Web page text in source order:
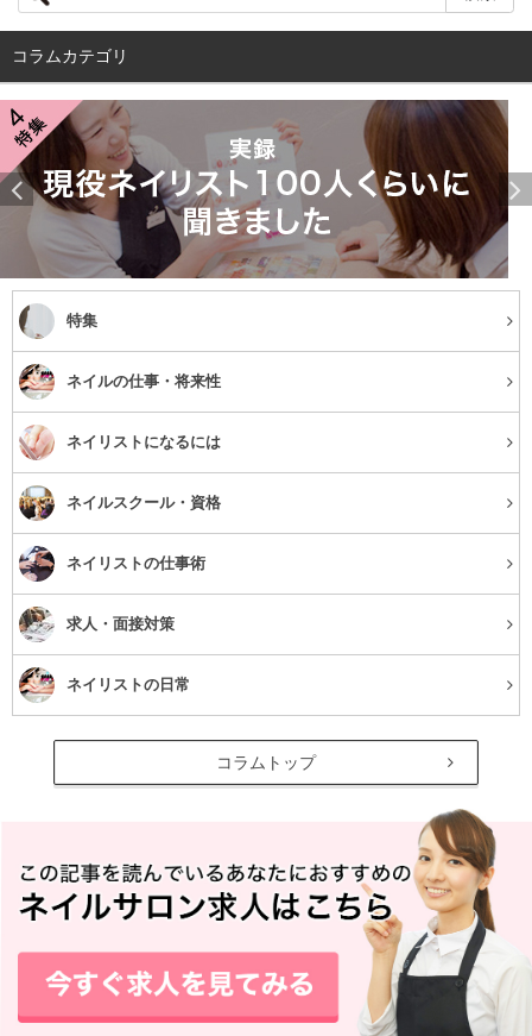
ネイルチップのみや、実際に施術した人間の手を撮影する
等、さまざまな構図があります。特に時代とともに変わる
のが人の手を撮る際のポージングです。一昔前だとネイル
をした手をクロスして重ねたポーズが多く撮影されていま
した。
しかし、ここ最近はクロスのポーズはあまり流行っていま
せん。スタバのカップを握りしめたり、お気に入りのマニ
キュアボトルを持ったり、スイーツを食べる時、さりげな
く髪をかきあげたり等、「ネイル＋日常の一コマ」のポー
ジングがインスタグラムなどでよく見られます。
SNSが発達している昨今、ただネイルのデザインがわかる
だけでなく、実際にネイルをしている人のファッションや
ライフスタイルなど「人間味」が見え隠れするポージング
が人気のようですね！！
もし、ご自身のアップしているネイル写真がいつもクロス
のポーズになっていたら、ちょっと古臭く思われてしまっ
ているかも？人気のインスタグラマーのネイル画像などを
どこを一番みせたいか？
コラムカテゴリ
特集
ネイルの仕事・将来性
ネイリストになるには
ネイルスクール・資格
ネイリストの仕事術
求人・面接対策
ネイリストの日常
コラムトップ